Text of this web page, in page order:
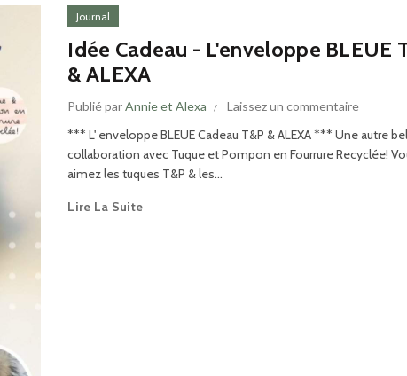
Journal
Idée Cadeau - L'enveloppe BLEUE
& ALEXA
Publié parAnnie et Alexa Laissez un commentaire
*** L' enveloppe BLEUE Cadeau T&P & ALEXA *** Une autre
collaboration avec Tuque et Pompon en Fourrure Recyclée!
aimez les tuques T&P & les...
Lire La Suite